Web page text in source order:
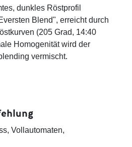
dunkles Röstprofil
Blend", erreicht durch
(205 Grad, 14:40
Homogenität wird der
vermischt.
Vollautomaten,